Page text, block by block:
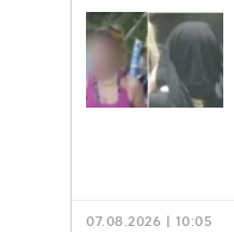
07.08.2026 | 10:05